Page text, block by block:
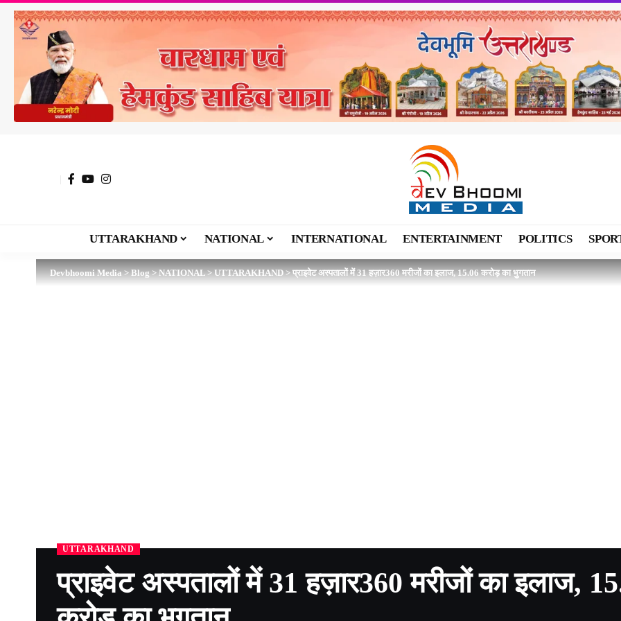
UTTARAKHAND NATIONAL INTERNATIONAL ENTERTAINMENT POLITICS
Devbhoomi Media>Blog>NATIONAL>UTTARAKHAND>प्राइवेट अस्पतालों में 31 हज़ार360 मरीजों का इलाज, 15.06 करोड़ का भुुगतान
UTTARAKHAND
प्राइवेट अस्पतालों में 31 हज़ार360 मरीजों का इलाज,